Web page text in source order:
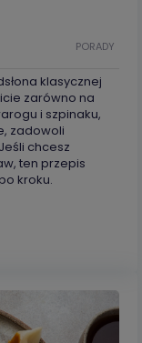
PORADY
klasycznej
zarówno na
i szpinaku,
zadowoli
chcesz
ten przepis
kroku.